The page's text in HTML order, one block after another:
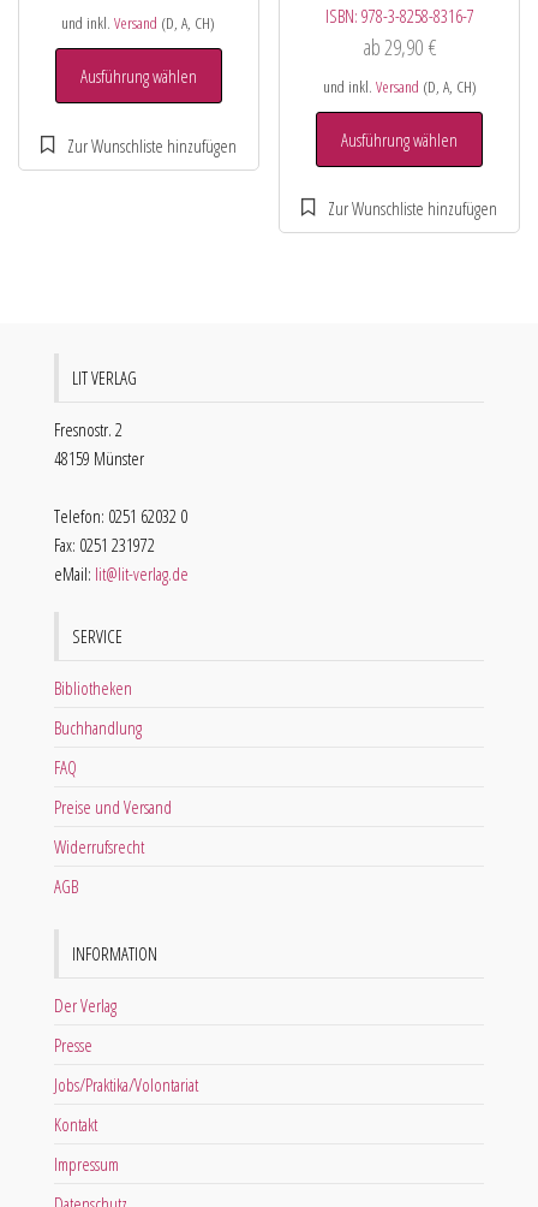
und inkl.Versand (D, A, CH)
Ausführung wählen
ISBN: 978-3-8258-8316-7
ab 29,90 €
und inkl. Versand (D, A, CH)
Ausführung wählen
LIT VERLAG
Fresnostr. 2
48159 Münster
Telefon: 0251 62032 0
Fax: 0251 231972
eMail: lit@lit-verlag.de
SERVICE
Bibliotheken
Buchhandlung
FAQ
Preise und Versand
Widerrufsrecht
AGB
INFORMATION
Der Verlag
Presse
Jobs/Praktika/Volontariat
Kontakt
Impressum